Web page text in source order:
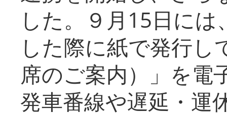
した。９月15日に
した際に紙で発行し
席のご案内）」を電
発車番線や遅延・運